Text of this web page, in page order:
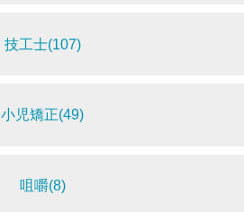
技工士(107)
小児矯正(49)
咀嚼(8)